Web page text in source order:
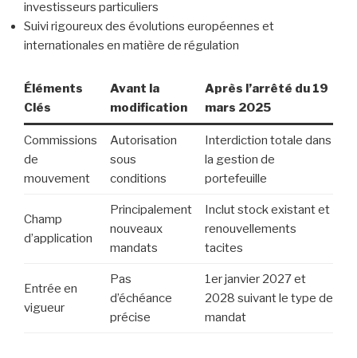
investisseurs particuliers
Suivi rigoureux des évolutions européennes et
internationales en matière de régulation
Éléments
Clés
Avant la
modification
Après l’arrêté du 19
mars 2025
Commissions
de
mouvement
Autorisation
sous
conditions
Interdiction totale dans
la gestion de
portefeuille
Champ
d’application
Principalement
nouveaux
mandats
Inclut stock existant et
renouvellements
tacites
Entrée en
vigueur
Pas
d’échéance
précise
1er janvier 2027 et
2028 suivant le type de
mandat